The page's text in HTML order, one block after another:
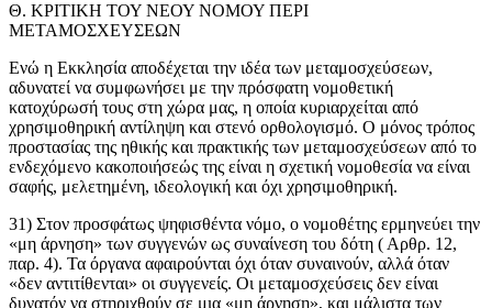
Θ. ΚΡΙΤΙΚΗ ΤΟΥ ΝΕΟΥ ΝΟΜΟΥ ΠΕΡΙ
ΜΕΤΑΜΟΣΧΕΥΣΕΩΝ
Ενώ η Εκκλησία αποδέχεται την ιδέα των μεταμοσχεύσεων,
αδυνατεί να συμφωνήσει με την πρόσφατη νομοθετική
κατοχύρωσή τους στη χώρα μας, η οποία κυριαρχείται από
χρησιμοθηρική αντίληψη και στενό ορθολογισμό. Ο μόνος τρόπος
προστασίας της ηθικής και πρακτικής των μεταμοσχεύσεων από το
ενδεχόμενο κακοποιήσεώς της είναι η σχετική νομοθεσία να είναι
σαφής, μελετημένη, ιδεολογική και όχι χρησιμοθηρική.
31) Στον προσφάτως ψηφισθέντα νόμο, ο νομοθέτης ερμηνεύει την
«μη άρνηση» των συγγενών ως συναίνεση του δότη ( Αρθρ. 12,
παρ. 4). Τα όργανα αφαιρούνται όχι όταν συναινούν, αλλά όταν
«δεν αντιτίθενται» οι συγγενείς. Οι μεταμοσχεύσεις δεν είναι
δυνατόν να στηριχθούν σε μια «μη άρνηση», και μάλιστα των